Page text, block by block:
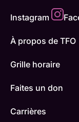
Instagram
À propos de TFO
Grille horaire
Faites un don
Carrières